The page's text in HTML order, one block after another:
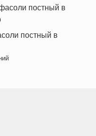
постный в